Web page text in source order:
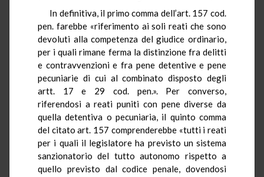
In definitiva, il primo comma dell’art. 157 cod.
pen. farebbe «riferimento ai soli reati che sono
devoluti alla competenza del giudice ordinario,
per i quali rimane ferma la distinzione fra delitti
e contravvenzioni e fra pene detentive e pene
pecuniarie di cui al combinato disposto degli
artt. 17 e 29 cod. pen.». Per converso,
riferendosi a reati puniti con pene diverse da
quella detentiva o pecuniaria, il quinto comma
del citato art. 157 comprenderebbe «tutti i reati
per i quali il legislatore ha previsto un sistema
sanzionatorio del tutto autonomo rispetto a
quello previsto dal codice penale, dovendosi